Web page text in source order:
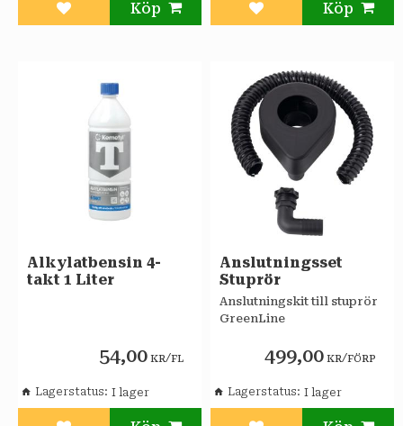
Lägg till i favoriter Lägg till i favoriter
Alkylatbensin 4-
takt 1 Liter
54,00 KR/FL
Lagerstatus
Anslutningsset
Stuprör
Anslutningskit till stuprör
GreenLine
499,00 KR/FÖRP
Lagerstatus